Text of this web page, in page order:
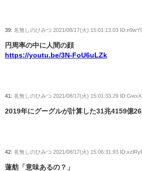
39: 名無しのひみつ 2021/08/17(火) 15:01:13.03
円周率の中に人間の顔
https://youtu.be/3N-FoU6uLZk
41: 名無しのひみつ 2021/08/17(火) 15:01:33.29
2019年にグーグルが計算した31兆4159億
42: 名無しのひみつ 2021/08/17(火) 15:06:31.93
蓮舫「意味あるの？」